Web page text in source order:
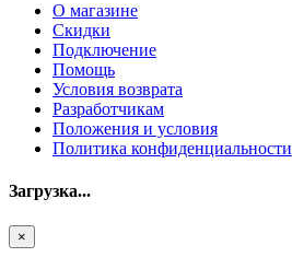
О магазине
Скидки
Подключение
Помощь
Условия возврата
Разработчикам
Положения и условия
Политика конфиденциальности
Загрузка...
×